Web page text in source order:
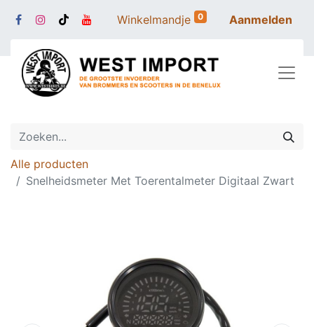
Winkelmandje 0 Aanmelden
Alle producten
Snelheidsmeter Met Toerentalmeter Digitaal Zwart